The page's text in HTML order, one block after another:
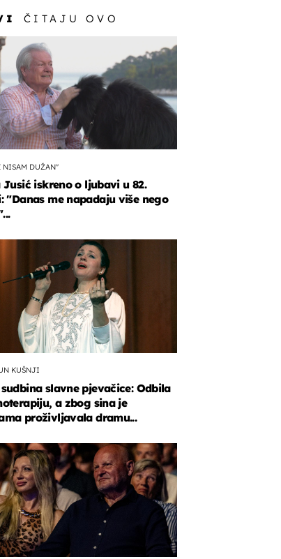
ČITAJU OVO
NISAM DUŽAN"
iskreno o ljubavi u 82.
"Danas me napadaju više nego
KUŠNJI
slavne pjevačice: Odbila
a zbog sina je
proživljavala dramu...